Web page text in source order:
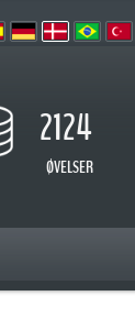
2124
ØVELSER